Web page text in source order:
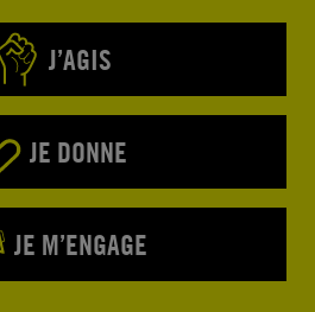
J’AGIS
JE DONNE
JE M’ENGAGE